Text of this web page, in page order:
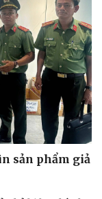
sản phẩm giả